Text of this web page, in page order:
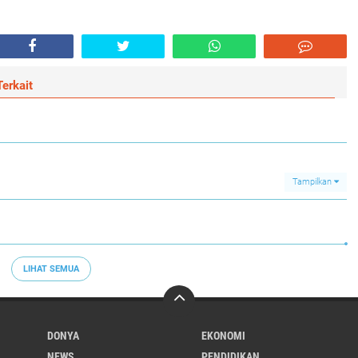
Tampilkan
LIHAT SEMUA
DONYA
EKONOMI